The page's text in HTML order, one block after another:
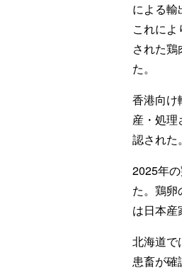
による輸
これに
された
た。
香港向け
産・処
認された。
2025年
た。鶏
は日本産
北海道で
患畜が